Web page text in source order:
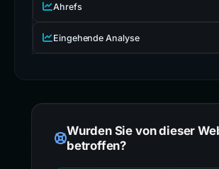
Ahrefs
Eingehende Analyse
Wurden Sie von dieser
betroffen?